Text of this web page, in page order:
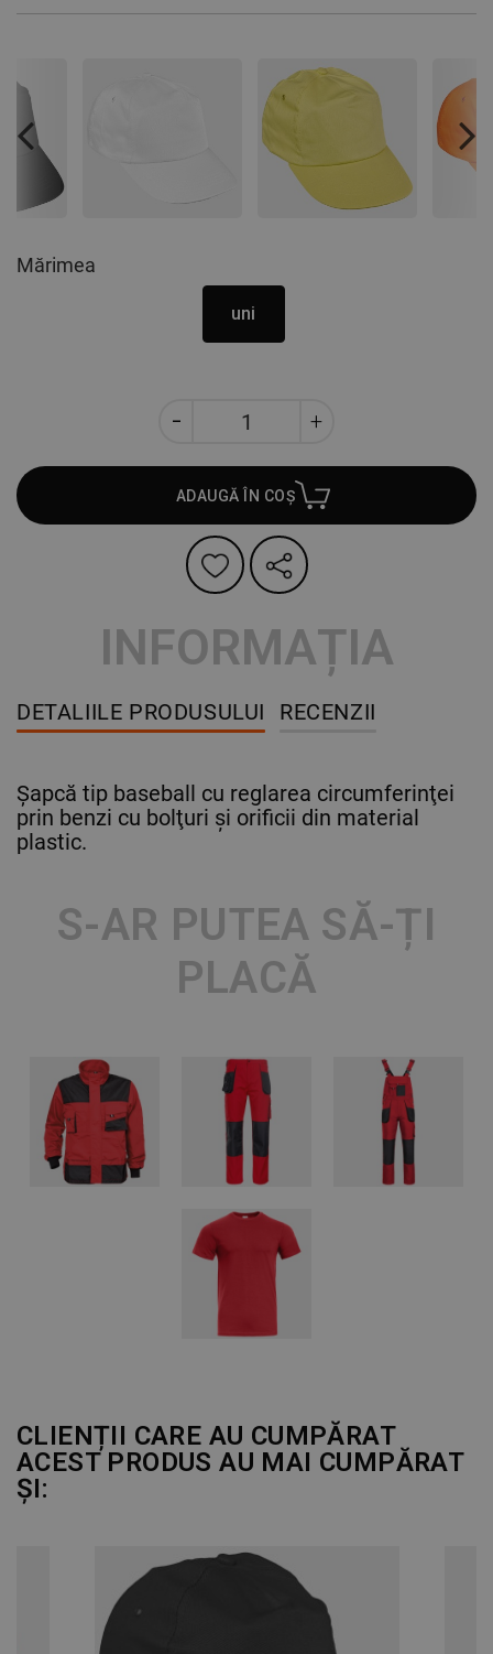
Previous
Mărimea
uni
ADAUGĂ ÎN COȘ
INFORMAȚIA
DETALIILE PRODUSULUI RECENZII
Şapcă tip baseball cu reglarea circumferinţei
prin benzi cu bolţuri şi orificii din material
plastic.
S-AR PUTEA SĂ-ȚI
PLACĂ
CLIENȚII CARE AU CUMPĂRAT
ACEST PRODUS AU MAI CUMPĂRAT
ȘI: